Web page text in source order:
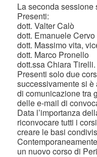
La seconda sessione
Presenti:
dott. Valter Calò
dott. Emanuele Cervo
dott. Massimo vita,
dott. Marco Pronello
dott.ssa Chiara Tirelli.
Presenti solo due
successivamente si
di comunicazione tra
delle e-mail di
Data l’importanza
riconvocare tutti i
creare le basi
un nuovo corso di